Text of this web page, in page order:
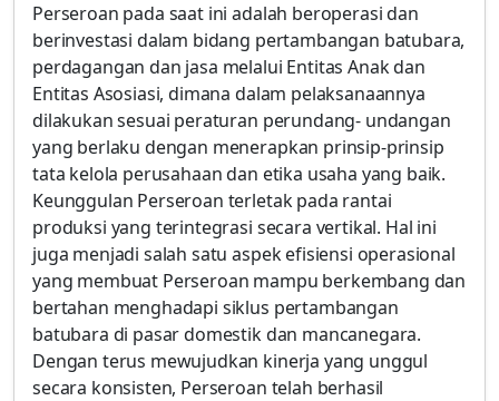
Perseroan pada saat ini adalah beroperasi dan
berinvestasi dalam bidang pertambangan batubara,
perdagangan dan jasa melalui Entitas Anak dan
Entitas Asosiasi, dimana dalam pelaksanaannya
dilakukan sesuai peraturan perundang- undangan
yang berlaku dengan menerapkan prinsip-prinsip
tata kelola perusahaan dan etika usaha yang baik.
Keunggulan Perseroan terletak pada rantai
produksi yang terintegrasi secara vertikal. Hal ini
juga menjadi salah satu aspek efisiensi operasional
yang membuat Perseroan mampu berkembang dan
bertahan menghadapi siklus pertambangan
batubara di pasar domestik dan mancanegara.
Dengan terus mewujudkan kinerja yang unggul
secara konsisten, Perseroan telah berhasil